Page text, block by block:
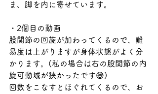
ま、脚を内に寄せています。
・2個目の動画
股関節の回旋が加わってくるので、難
易度は上がりますが身体状態がよく分
かります。(私の場合は右の股関節の内
旋可動域が狭かったです😅)
回数をこなすとほぐれてくるので、お